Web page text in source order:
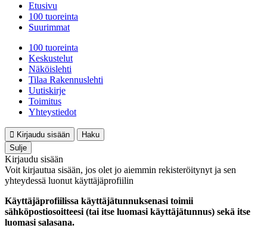
Etusivu
100 tuoreinta
Suurimmat
100 tuoreinta
Keskustelut
Näköislehti
Tilaa Rakennuslehti
Uutiskirje
Toimitus
Yhteystiedot
Kirjaudu sisään
Haku
Sulje
Kirjaudu sisään
Voit kirjautua sisään, jos olet jo aiemmin rekisteröitynyt ja sen
yhteydessä luonut käyttäjäprofiilin
Käyttäjäprofiilissa käyttäjätunnuksenasi toimii
sähköpostiosoitteesi (tai itse luomasi käyttäjätunnus) sekä itse
luomasi salasana.